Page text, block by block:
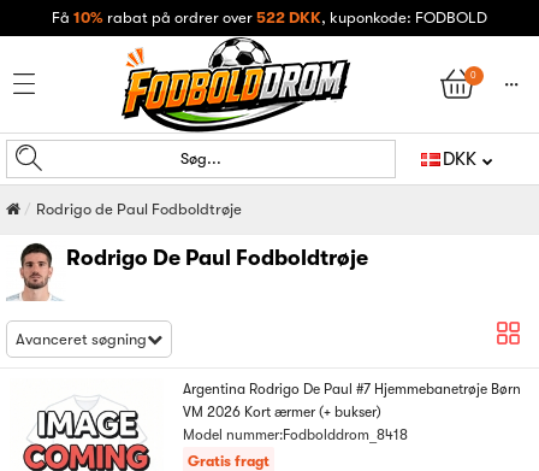
Få 10% rabat på ordrer over 522 DKK, kuponkode: FODBOLD
0
󰄒
Søg... DKK
Rodrigo de Paul Fodboldtrøje
Rodrigo De Paul Fodboldtrøje
Avanceret søgning
Argentina Rodrigo De Paul #7 Hjemmebanetrøje Børn
VM 2026 Kort ærmer (+ bukser)
Model nummer:Fodbolddrom_8418
Gratis fragt